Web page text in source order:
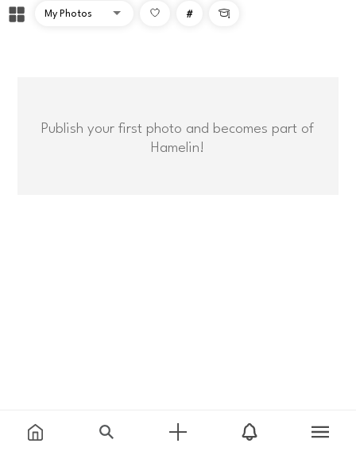
# 
Publish your first photo and becomes part of
Hamelin!